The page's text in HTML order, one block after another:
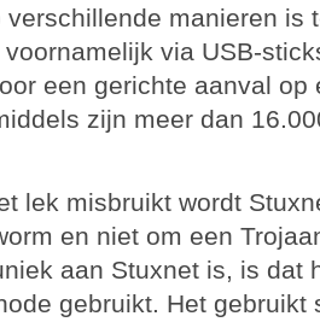
verschillende manieren is
via USB-
een gerichte aanval op
zijn meer dan
lek misbruikt wordt
en niet om een
aan Stuxnet is, is dat
gebruikt. Het gebruikt